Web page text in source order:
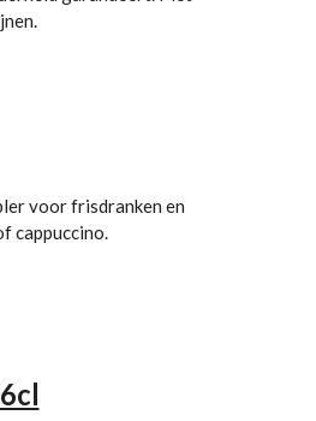
voor frisdranken en
cappuccino.